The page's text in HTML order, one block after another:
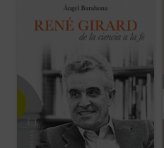
¿Por qué un libro sobre René Girard? ¿En
¿Por qué la teología se siente interpelada e
incómoda por su teoría? ¿Por qué algunos
le llaman el «Darwin de la cultura», otros el